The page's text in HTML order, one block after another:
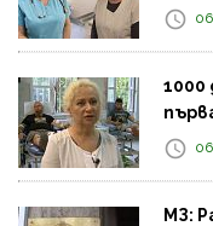
1000
МЗ: